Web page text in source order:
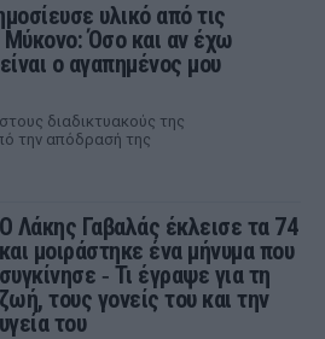
υλικό από τις
Μύκονο: Όσο και αν έχω
ο αγαπημένος μου
διαδικτυακούς της
την απόδρασή της
Ο Λάκης Γαβαλάς έκλεισε τα 74
και μοιράστηκε ένα μήνυμα που
συγκίνησε ‑ Τι έγραψε για τη
ζωή, τους γονείς του και την
υγεία του